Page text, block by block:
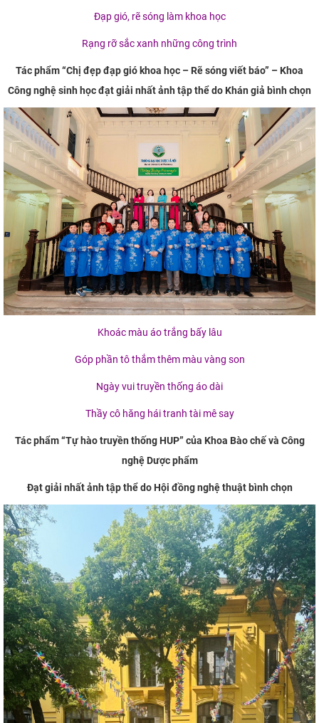
Đạp gió, rẽ sóng làm khoa học
Rạng rỡ sắc xanh những công trình
Tác phẩm “Chị đẹp đạp gió khoa học – Rẽ sóng viết báo” – Khoa
Công nghệ sinh học đạt giải nhất ảnh tập thể do Khán giả bình chọn
Khoác màu áo trắng bấy lâu
Góp phần tô thắm thêm màu vàng son
Ngày vui truyền thống áo dài
Thầy cô hăng hái tranh tài mê say
Tác phẩm “Tự hào truyền thống HUP” của Khoa Bào chế và Công
nghệ Dược phẩm
Đạt giải nhất ảnh tập thể do Hội đồng nghệ thuật bình chọn